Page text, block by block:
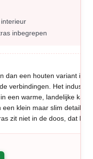
inbegrepen
dan een houten variant in
verbindingen. Het
een warme, landelijke
klein maar slim detail,
zit niet in de doos, dat